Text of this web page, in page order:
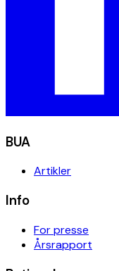
BUA
Artikler
Info
For presse
Årsrapport